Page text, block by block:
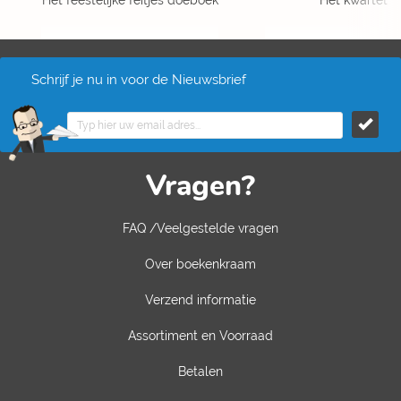
Schrijf je nu in voor de Nieuwsbrief
Vragen?
FAQ /Veelgestelde vragen
Over boekenkraam
Verzend informatie
Assortiment en Voorraad
Betalen